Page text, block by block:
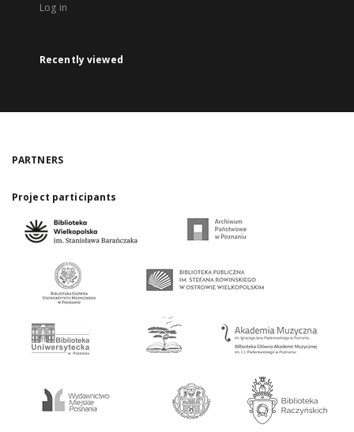
Log in
Recently viewed
PARTNERS
Project participants